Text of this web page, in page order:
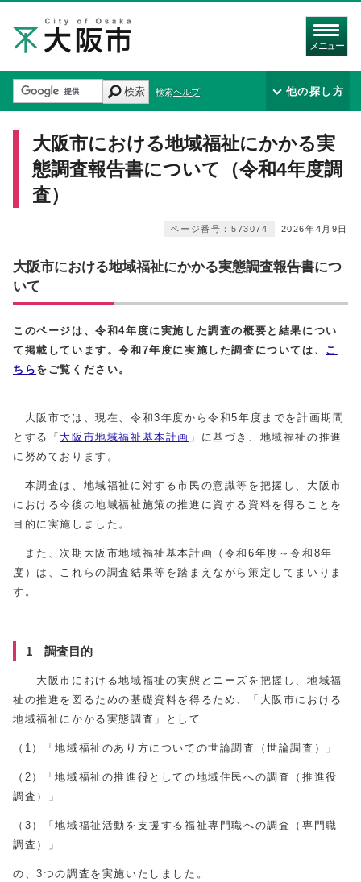
メニュー
検索 検索ヘルプ 他の探し方
大阪市における地域福祉にかかる実
態調査報告書について（令和4年度調
査）
2026年4月9日
ページ番号：573074
大阪市における地域福祉にかかる実態調査報告書につ
いて
このページは、令和4年度に実施した調査の概要と結果につい
て掲載しています。令和7年度に実施した調査については、 こ
ちら をご覧ください。
大阪市では、現在、令和3年度から令和5年度までを計画期間
とする「 大阪市地域福祉基本計画 」に基づき、地域福祉の推進
に努めております。
本調査は、地域福祉に対する市民の意識等を把握し、大阪市
における今後の地域福祉施策の推進に資する資料を得ることを
目的に実施しました。
また、次期大阪市地域福祉基本計画（令和6年度～令和8年
度）は、これらの調査結果等を踏まえながら策定してまいりま
す。
1 調査目的
大阪市における地域福祉の実態とニーズを把握し、地域福
祉の推進を図るための基礎資料を得るため、「大阪市における
地域福祉にかかる実態調査」として
（1）「地域福祉のあり方についての世論調査（世論調査）」
（2）「地域福祉の推進役としての地域住民への調査（推進役
調査）」
（3）「地域福祉活動を支援する福祉専門職への調査（専門職
調査）」
の、3つの調査を実施いたしました。